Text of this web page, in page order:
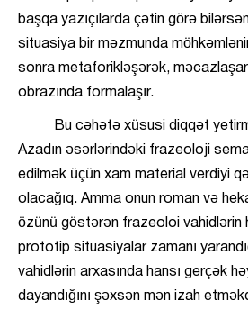
başqa yazıçılarda çətin görə
situasiya bir məzmunda
sonra metaforikləşərək,
obrazında formalaşır.
Bu cəhətə xüsusi diqqət
Azadın əsərlərindəki frazeoloji
edilmək üçün xam material verdiyi
olacağıq. Amma onun roman və
özünü göstərən frazeoloi vahidlərin
prototip situasiyalar zamanı
vahidlərin arxasında hansı gerçək
dayandığını şəxsən mən izah